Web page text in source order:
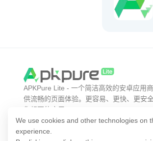
We use cookies and other technologies on
experience.
APKPure Lite - 一个简洁高效的安卓应用
供流畅的页面体验。更容易、更快、更安
你想要的应用。